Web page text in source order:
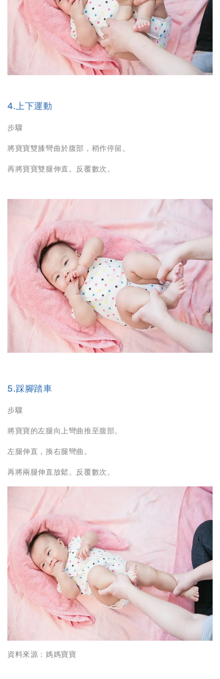
4.上下運動
步驟
將寶寶雙膝彎曲於腹部，稍作停留。
再將寶寶雙腿伸直。反覆數次。
5.踩腳踏車
步驟
將寶寶的左腿向上彎曲推至腹部。
左腿伸直，換右腿彎曲。
再將兩腿伸直放鬆。反覆數次。
資料來源：媽媽寶寶